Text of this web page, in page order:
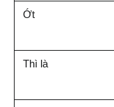
Ớt
Thì là